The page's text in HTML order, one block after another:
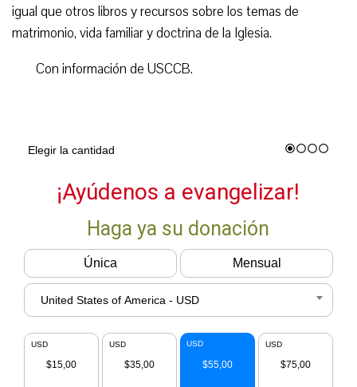
igual que otros libros y recursos sobre los temas de
matrimonio, vida familiar y doctrina de la Iglesia.
Con información de USCCB.